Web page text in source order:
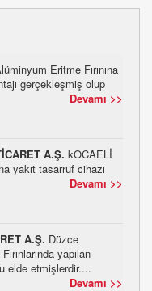
Eritme Fırınına
gerçekleşmiş olup
Devamı >>
A.Ş. kOCAELİ
yakıt tasarruf cihazı
Devamı >>
A.Ş. Düzce
yapılan
elde etmişlerdir....
Devamı >>